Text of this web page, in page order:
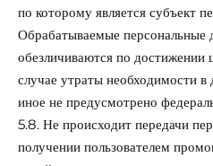
по которому является субъект
Обрабатываемые персональные
обезличиваются по достижении
случае утраты необходимости в
иное не предусмотрено
5.8. Не происходит передачи
получении пользователем